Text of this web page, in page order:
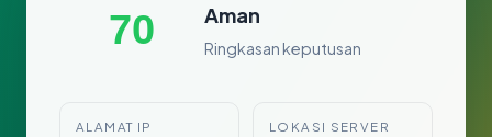
70 Aman
Ringkasan keputusan
ALAMAT IP LOKASI SERVER